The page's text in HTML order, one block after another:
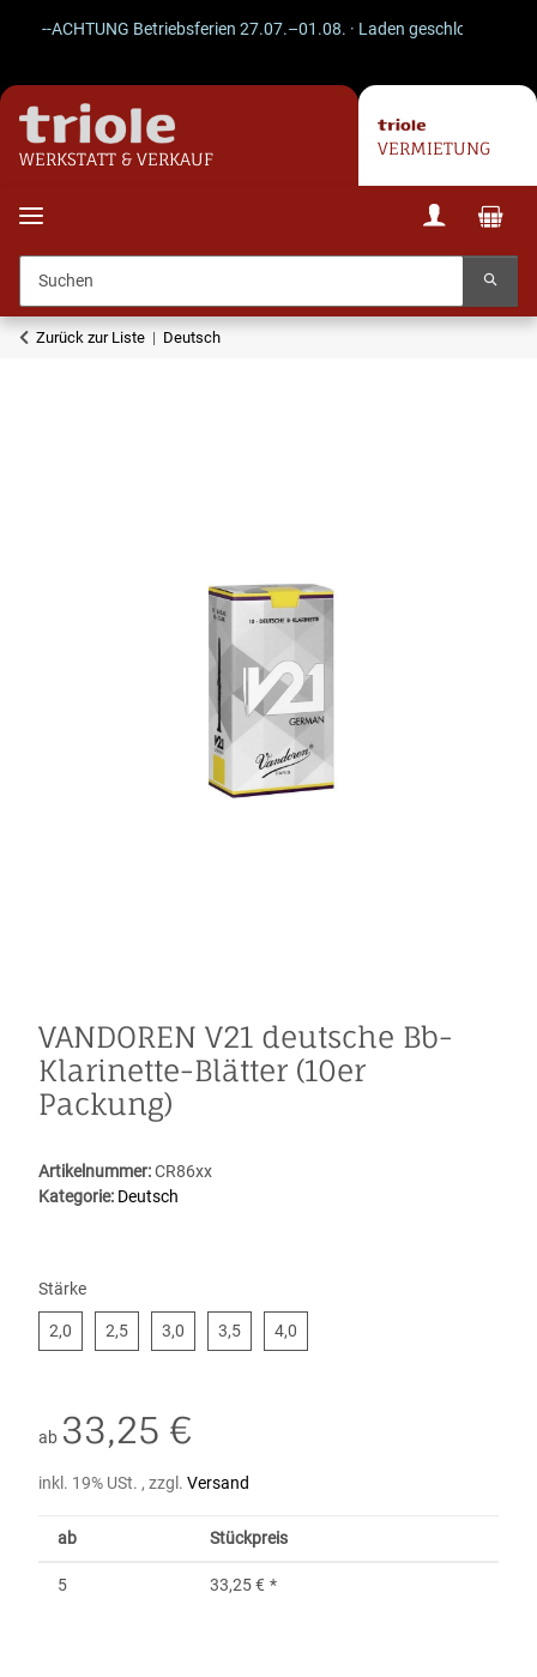
--ACHTUNG Betriebsferien 27.07.–01.08. · Laden geschlossen ·
WERKSTATT & VERKAUF
VERMIETUNG
Zurück zur Liste Deutsch
VANDOREN V21 deutsche Bb-
Klarinette-Blätter (10er
Packung)
Artikelnummer:CR86xx
Kategorie: Deutsch
Stärke
2,0 2,52,5 3,0 3,53,5 4,0
ab 33,25 €
inkl. 19% USt. , zzgl. Versand
ab Stückpreis
5 33,25 € *